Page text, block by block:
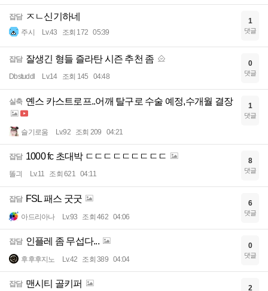
잡담 ㅈㄴ신기하네
주시 Lv.43 조회 172 05:39
1
댓글
잡담 잘생긴 형들 즐라탄 시즌 추천 좀
Dbstuddl Lv.14 조회 145 04:48
0
댓글
실축 옌스 카스트로프..어깨 탈구로 수술 예정,수개월 결장
슬기로움 Lv.92 조회 209 04:21
1
댓글
잡담 1000 fc 초대박 ㄷㄷㄷㄷㄷㄷㄷㄷㄷ
똘긔 Lv.11 조회 621 04:11
8
댓글
잡담 FSL 패스 굿굿
아드리아나 Lv.93 조회 462 04:06
6
댓글
잡담 인플레 좀 무섭다...
후후후지노 Lv.42 조회 389 04:04
0
댓글
잡담 맨시티 골키퍼 2